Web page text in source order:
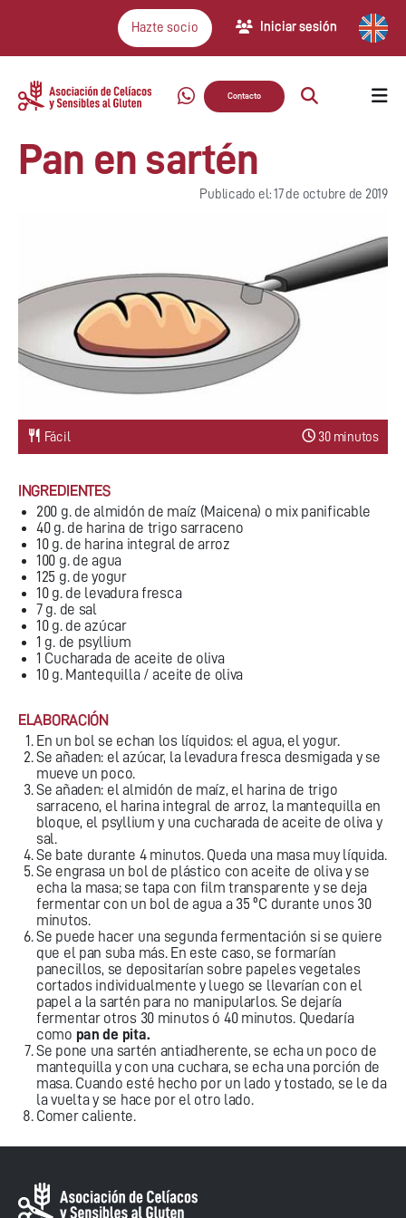
Hazte socio Iniciar sesión
Contacto
Pan en sartén
Publicado el: 17 de octubre de 2019
Fácil 30 minutos
INGREDIENTES
200 g. de almidón de maíz (Maicena) o mix panificable
40 g. de harina de trigo sarraceno
10 g. de harina integral de arroz
100 g. de agua
125 g. de yogur
10 g. de levadura fresca
7 g. de sal
10 g. de azúcar
1 g. de psyllium
1 Cucharada de aceite de oliva
10 g. Mantequilla / aceite de oliva
ELABORACIÓN
En un bol se echan los líquidos: el agua, el yogur.
Se añaden: el azúcar, la levadura fresca desmigada y se
mueve un poco.
Se añaden: el almidón de maíz, el harina de trigo
sarraceno, el harina integral de arroz, la mantequilla en
bloque, el psyllium y una cucharada de aceite de oliva y
sal.
Se bate durante 4 minutos. Queda una masa muy líquida.
Se engrasa un bol de plástico con aceite de oliva y se
echa la masa; se tapa con film transparente y se deja
fermentar con un bol de agua a 35 ºC durante unos 30
minutos.
Se puede hacer una segunda fermentación si se quiere
que el pan suba más. En este caso, se formarían
panecillos, se depositarían sobre papeles vegetales
cortados individualmente y luego se llevarían con el
papel a la sartén para no manipularlos. Se dejaría
fermentar otros 30 minutos ó 40 minutos. Quedaría
como pan de pita.
Se pone una sartén antiadherente, se echa un poco de
mantequilla y con una cuchara, se echa una porción de
masa. Cuando esté hecho por un lado y tostado, se le da
la vuelta y se hace por el otro lado.
Comer caliente.